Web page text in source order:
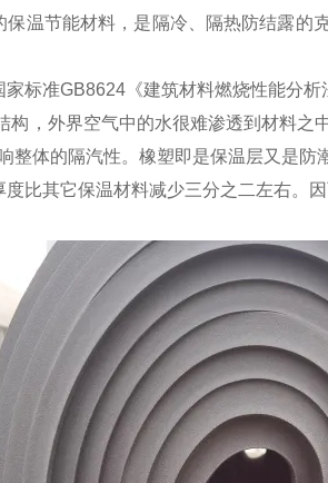
保温节能材料，是隔冷、隔热防结露
标准GB8624《建筑材料燃烧性能分
构，外界空气中的水很难渗透到材料
整体的隔汽性。橡塑即是保温层又是防
比其它保温材料减少三分之二左右。